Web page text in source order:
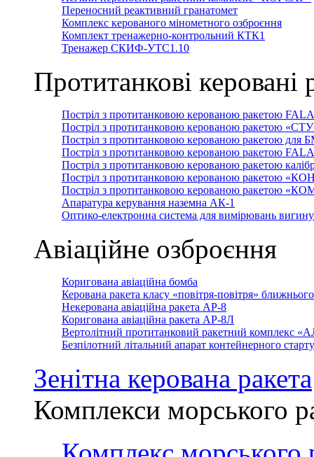
Переносний реактивний гранатомет
Комплекс керованого мінометного озброєння
Комплект тренажерно-контрольний КТК1
Тренажер СКИФ-УТС1.10
Протитанкові керовані
Постріл з протитанковою керованою ракетою
Постріл з протитанковою керованою ракетою
Постріл з протитанковою керованою ракетою для
Постріл з протитанковою керованою ракетою
Постріл з протитанковою керованою ракетою
Постріл з протитанковою керованою ракетою
Постріл з протитанковою керованою ракетою
Апаратура керування наземна АК-1
Оптико-електронна система для вимірювань
Авіаційне озброєння
Коригована авіаційна бомба
Керована ракета класу «повітря-повітря»
Некерована авіаційна ракета АР-8
Коригована авіаційна ракета АР-8Л
Вертолітний протитанковий ракетний комплекс
Безпілотний літальний апарат контейнерного
Зенітна керована ракета
Комплекси морського